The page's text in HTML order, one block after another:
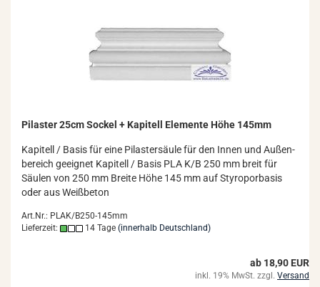
Pi­las­ter 25cm So­ckel + Ka­pi­tell Ele­men­te Höhe 145mm
Ka­pi­tell / Basis für eine Pi­las­ter­säu­le für den Innen und Au­ßen­
be­reich ge­eig­net Ka­pi­tell / Basis PLA K/B 250 mm breit für
Säu­len von 250 mm Brei­te Höhe 145 mm auf Sty­ro­por­ba­sis
oder aus Weiß­be­ton
Art.Nr.: PLAK/B250-145mm
Lieferzeit:
14 Tage (innerhalb Deutschland)
ab 18,90 EUR
inkl. 19% MwSt. zzgl. Versand